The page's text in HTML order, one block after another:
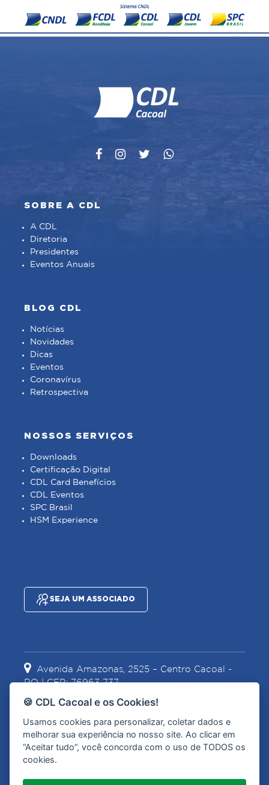
SOBRE A CDL
A CDL
Diretoria
Presidentes
Eventos Anuais
BLOG CDL
Notícias
Novidades
Dicas
Eventos
Coronavírus
Retrospectiva
NOSSOS SERVIÇOS
Downloads
Certificação Digital
CDL Card Benefícios
CDL Eventos
SPC Brasil
HSM Experience
SEJA UM ASSOCIADO
Avenida Amazonas, 2525 – Centro Cacoal -
RO | CEP: 76963-737
(69) 3441-2067 (69) 99967-1628
🍪 CDL Cacoal e os Cookies!
Usamos cookies para personalizar, coletar dados e
melhorar sua experiência no nosso site. Ao clicar em
“Aceitar tudo”, você concorda com o uso de TODOS os
cookies.